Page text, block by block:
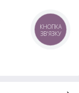
КНОПКА
ЗВ'ЯЗКУ